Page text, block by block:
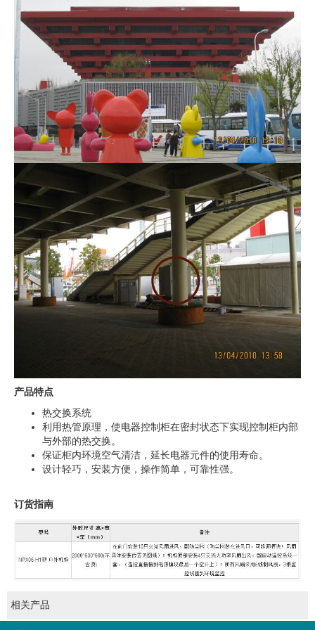
产品特点
热交换系统
利用热管原理，使电器控制柜在密封状态下实现控制柜内部
与外部的热交换。
保证柜内环境空气清洁，延长电器元件的使用寿命。
设计轻巧，安装方便，操作简单，可靠性强。
订货指南
相关产品